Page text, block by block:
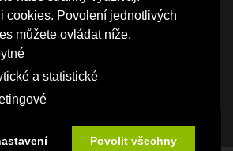
cookies. Povolení jednotlivých
můžete ovládat níže.
statistickéa statistické
Povolit všechny